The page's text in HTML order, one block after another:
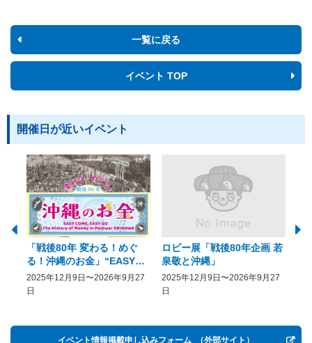
一覧に戻る
イベント TOP
開催日が近いイベント
「戦後80年 変わる！めぐ
る！沖縄のお金」“EASY
COME, EASY GO － The
History of Money in
2025年12月9日〜2026年9月27
日
ロビー展「戦後80年企画 若
泉敬と沖縄」
2025年12月9日〜2026年9月27
日
イベント情報掲載申し込みフォーム （外部サイト）